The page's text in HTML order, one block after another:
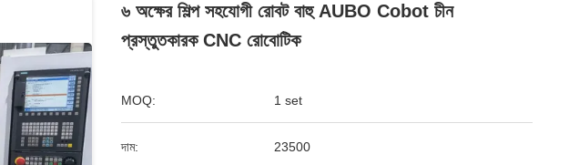
৬ অক্ষের শিল্প সহযোগী রোবট বাহু AUBO Cobot চীন
প্রস্তুতকারক CNC রোবোটিক
MOQ: 1 set
দাম: 23500